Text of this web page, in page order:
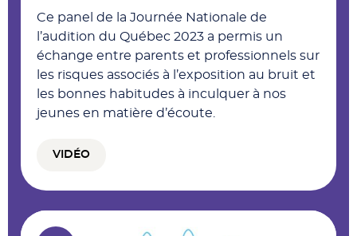
Ce panel de la Journée Nationale de
l’audition du Québec 2023 a permis un
échange entre parents et professionnels sur
les risques associés à l’exposition au bruit et
les bonnes habitudes à inculquer à nos
jeunes en matière d’écoute.
VIDÉO